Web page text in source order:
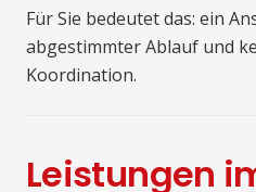
Für Sie bedeutet das: ein
abgestimmter Ablauf und
Koordination.
Leistungen